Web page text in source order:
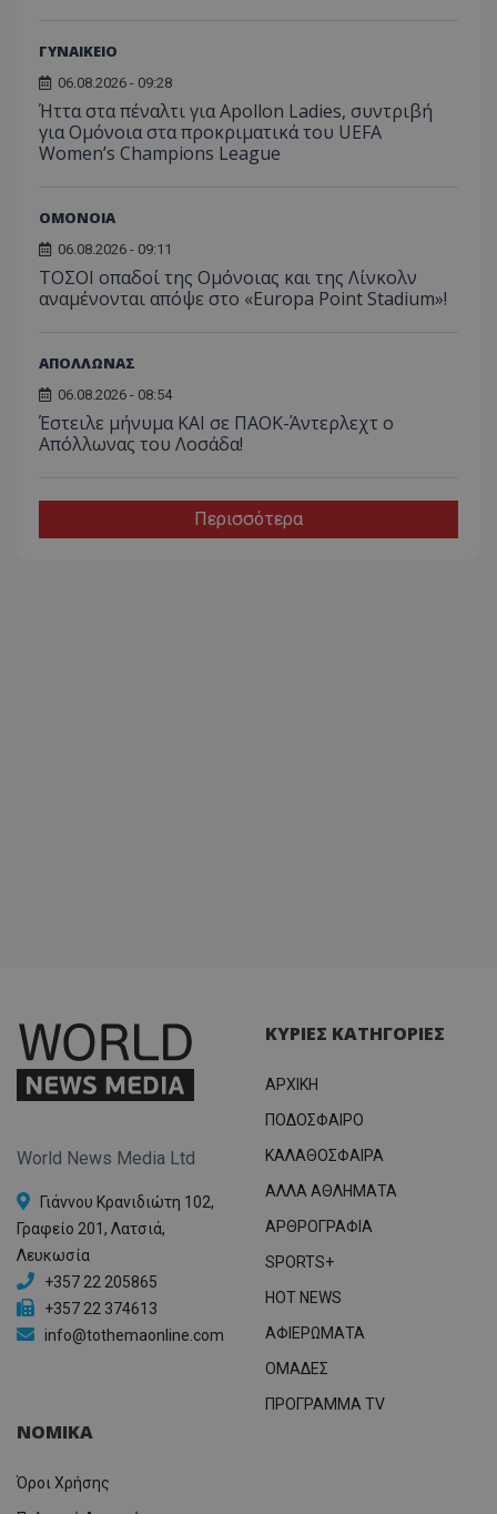
ΓΥΝΑΙΚΕΙΟ
06.08.2026 - 09:28
Ήττα στα πέναλτι για Apollon Ladies, συντριβή
για Ομόνοια στα προκριματικά του UEFA
Women’s Champions League
ΟΜΟΝΟΙΑ
06.08.2026 - 09:11
ΤΟΣΟΙ οπαδοί της Ομόνοιας και της Λίνκολν
αναμένονται απόψε στο «Europa Point Stadium»!
ΑΠΟΛΛΩΝΑΣ
06.08.2026 - 08:54
Έστειλε μήνυμα ΚΑΙ σε ΠΑΟΚ-Άντερλεχτ ο
Απόλλωνας του Λοσάδα!
Περισσότερα
World News Media Ltd
Γιάννου Κρανιδιώτη 102,
Γραφείο 201, Λατσιά,
Λευκωσία
+357 22 205865
+357 22 374613
info@tothemaonline.com
ΚΥΡΙΕΣ ΚΑΤΗΓΟΡΙΕΣ
ΑΡΧΙΚΗ
ΠΟΔΟΣΦΑΙΡΟ
ΚΑΛΑΘΟΣΦΑΙΡΑ
ΑΛΛΑ ΑΘΛΗΜΑΤΑ
ΑΡΘΡΟΓΡΑΦΙΑ
SPORTS+
HOT NEWS
ΑΦΙΕΡΩΜΑΤΑ
ΟΜΑΔΕΣ
ΠΡΟΓΡΑΜΜΑ TV
ΝΟΜΙΚΑ
Όροι Χρήσης